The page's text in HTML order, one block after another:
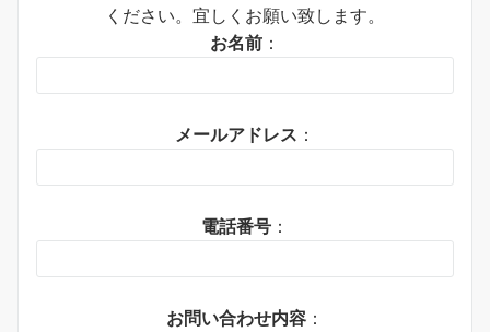
ください。宜しくお願い致します。
お名前 ：
メールアドレス ：
電話番号 ：
お問い合わせ内容 ：